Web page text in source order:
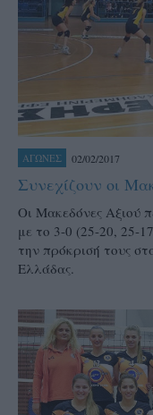
ΑΓΩΝΕΣ 02/02/2017
Συνεχίζουν οι
Οι Μακεδόνες Αξιού
με το 3-0 (25-20, 25-
την πρόκρισή τους
Ελλάδας.